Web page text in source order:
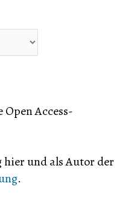
Access-
und als Autor der
.